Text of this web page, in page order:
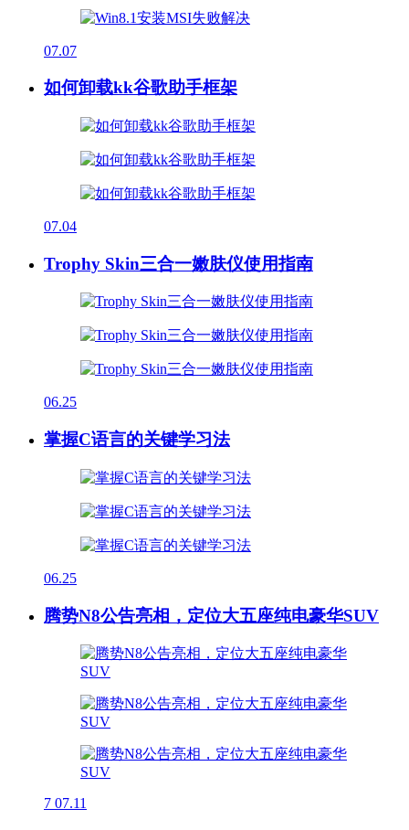
07.07
如何卸载kk谷歌助手框架
07.04
Trophy Skin三合一嫩肤仪使用指南
06.25
掌握C语言的关键学习法
06.25
腾势N8公告亮相，定位大五座纯电豪华SUV
7 07.11